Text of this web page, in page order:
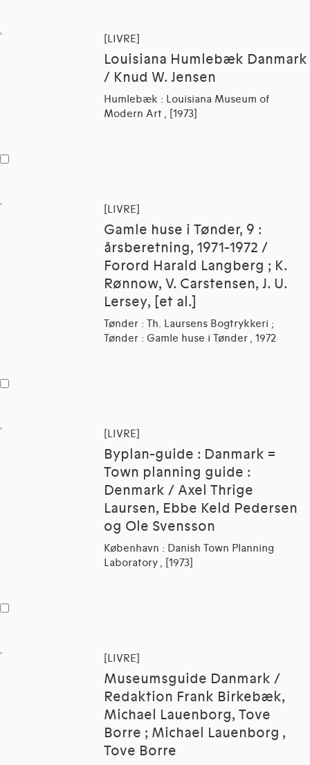
[LIVRE]
Louisiana Humlebæk Danmark
/ Knud W. Jensen
Humlebæk : Louisiana Museum of
Modern Art , [1973]
[LIVRE]
Gamle huse i Tønder, 9 :
årsberetning, 1971-1972 /
Forord Harald Langberg ; K.
Rønnow, V. Carstensen, J. U.
Lersey, [et al.]
Tønder : Th. Laursens Bogtrykkeri ;
Tønder : Gamle huse i Tønder , 1972
[LIVRE]
Byplan-guide : Danmark =
Town planning guide :
Denmark / Axel Thrige
Laursen, Ebbe Keld Pedersen
og Ole Svensson
København : Danish Town Planning
Laboratory , [1973]
[LIVRE]
Museumsguide Danmark /
Redaktion Frank Birkebæk,
Michael Lauenborg, Tove
Borre ; Michael Lauenborg ,
Tove Borre